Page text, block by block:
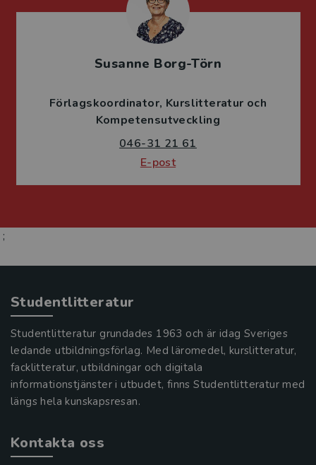
Susanne Borg-Törn
Förlagskoordinator Kurslitteratur och
Kompetensutveckling
046-31 21 61
E-post
;
Studentlitteratur
Studentlitteratur grundades 1963 och är idag Sveriges
ledande utbildningsförlag. Med läromedel, kurslitteratur,
facklitteratur, utbildningar och digitala
informationstjänster i utbudet, finns Studentlitteratur med
längs hela kunskapsresan.
Kontakta oss